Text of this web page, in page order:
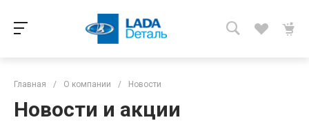
Главная / О компании / Новости
Новости и акции